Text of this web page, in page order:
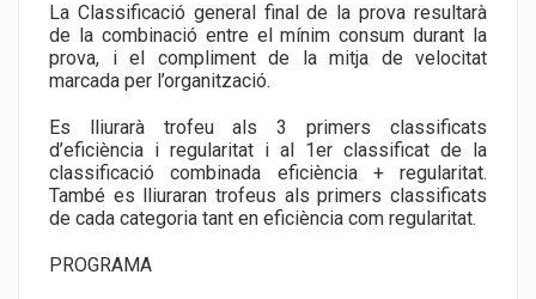
La Classificació general final de la prova resultarà
de la combinació entre el mínim consum durant la
prova, i el compliment de la mitja de velocitat
marcada per l’organització.
Es lliurarà trofeu als 3 primers classificats
d’eficiència i regularitat i al 1er classificat de la
classificació combinada eficiència + regularitat.
També es lliuraran trofeus als primers classificats
de cada categoria tant en eficiència com regularitat.
PROGRAMA